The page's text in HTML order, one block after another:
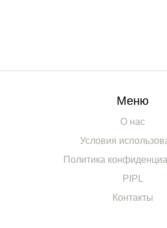
Меню
О нас
Условия
Политика
PIPL
Контакты